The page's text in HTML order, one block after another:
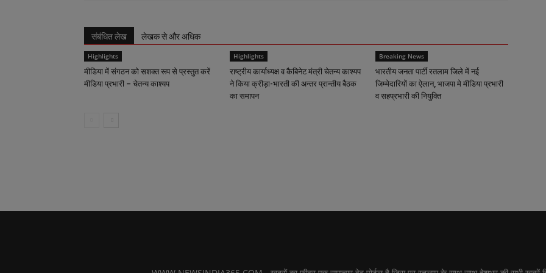
संबंधित लेख लेखक से और अधिक
Highlights
मीडिया में संगठन को सशक्त रूप से प्रस्तुत करें
मीडिया प्रभारी – चेतन्य काश्यप
Highlights
राष्ट्रीय कार्याध्यक्ष व कैबिनेट मंत्री चेतन्य काश्यप
ने किया क्रीड़ा-भारती की अन्तर प्रान्तीय बैठक
का समापन
Breaking News
भारतीय जनता पार्टी रतलाम जिले में नई
जिम्मेदारियों का ऐलान, भाजपा मे मीडिया प्रभारी
व सहप्रभारी की नियुक्ति